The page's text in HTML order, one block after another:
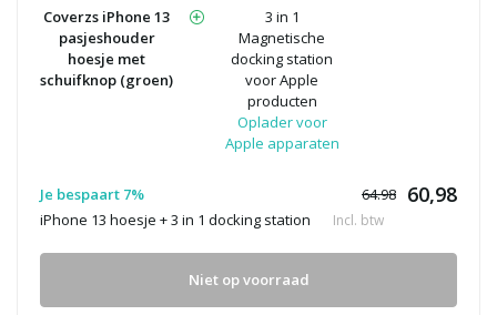
Coverzs iPhone 13
pasjeshouder
hoesje met
schuifknop (groen)
3 in 1
Magnetische
docking station
voor Apple
producten
Oplader voor
Apple apparaten
Je bespaart 7% 64.98 60,98
iPhone 13 hoesje + 3 in 1 docking station Incl. btw
Niet op voorraad